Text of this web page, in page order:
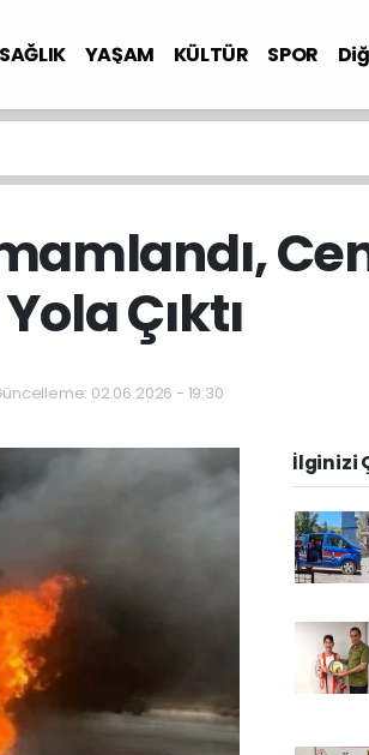
SAĞLIK YAŞAM KÜLTÜR SPOR
Çıktı
02.06.2026 - 19:30
İlginizi